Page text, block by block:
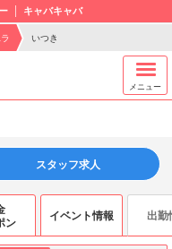
キャバキャバ
いつき
メニュー
スタッフ求人
ン
イベント情報 出勤